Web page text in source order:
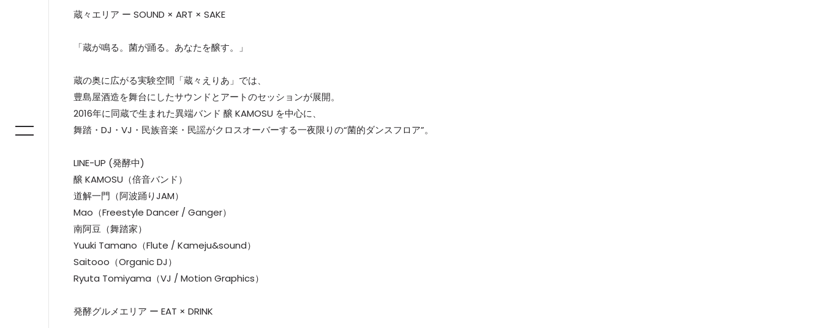
蔵々エリア ー SOUND × ART × SAKE
「蔵が鳴る。菌が踊る。あなたを醸す。」
蔵の奥に広がる実験空間「蔵々えりあ」では、
豊島屋酒造を舞台にしたサウンドとアートのセッションが展開。
2016年に同蔵で生まれた異端バンド 醸 KAMOSU を中心に、
舞踏・DJ・VJ・民族音楽・民謡がクロスオーバーする一夜限りの“菌的ダンスフロア”。
LINE-UP (発酵中)
醸 KAMOSU（倍音バンド）
道解一門（阿波踊りJAM）
Mao（Freestyle Dancer / Ganger）
南阿豆（舞踏家）
Yuuki Tamano（Flute / Kameju&sound）
Saitooo（Organic DJ）
Ryuta Tomiyama（VJ / Motion Graphics）
発酵グルメエリア ー EAT × DRINK